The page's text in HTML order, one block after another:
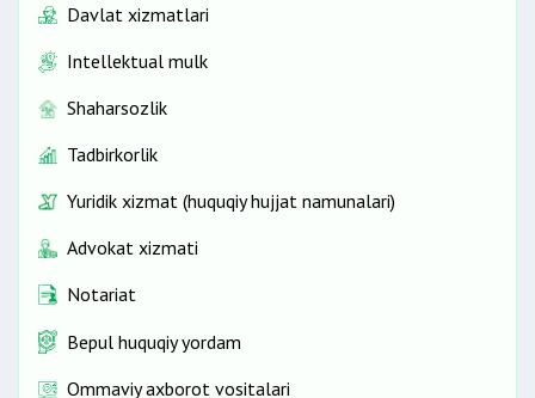
Davlat xizmatlari
Intellektual mulk
Shaharsozlik
Tadbirkorlik
Yuridik xizmat (huquqiy hujjat namunalari)
Advokat xizmati
Notariat
Bepul huquqiy yordam
Ommaviy axborot vositalari